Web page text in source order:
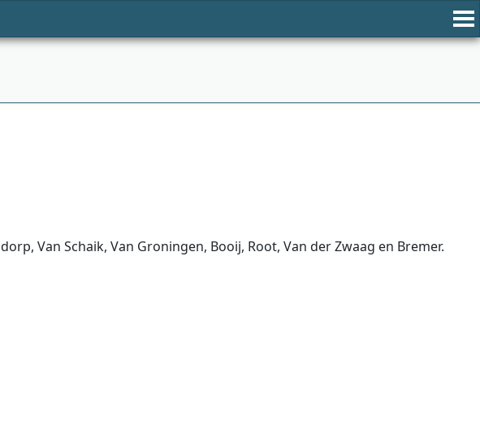
Van Schaik, Van Groningen, Booij, Root, Van der Zwaag en Bremer.